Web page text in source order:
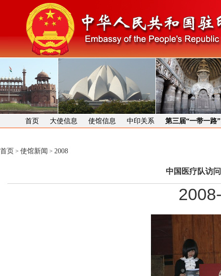
首页 大使信息 使馆信息 中印关系 第三届“一带一路
首页 > 使馆新闻 > 2008
中国医疗队访